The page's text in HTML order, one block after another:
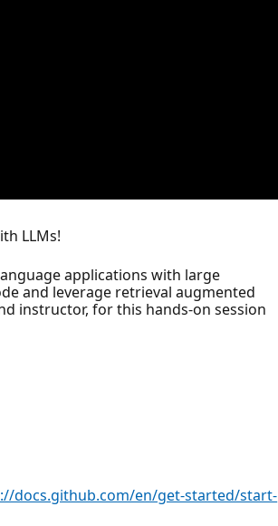
LLMs!
applications with large
and leverage retrieval augmented
instructor, for this hands-on session
docs.github.com/en/get-started/start-